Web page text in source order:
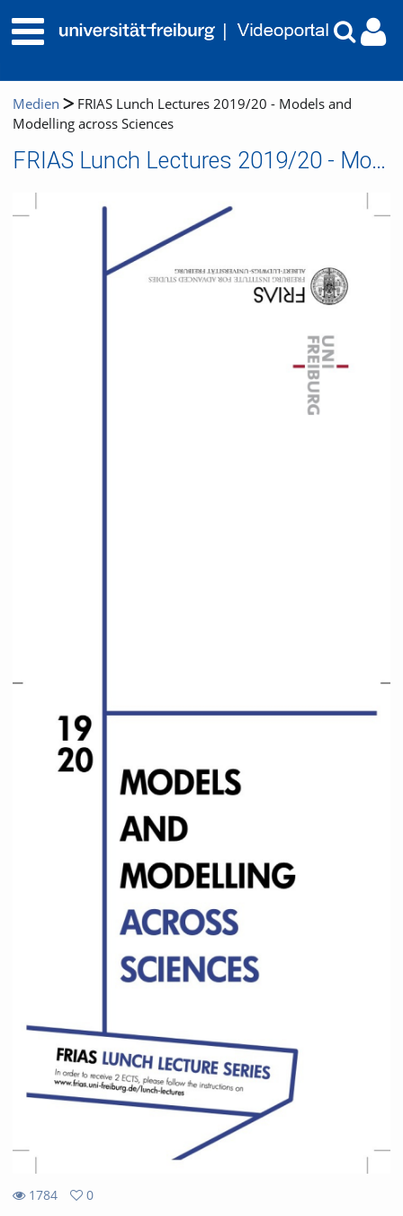
Medien
FRIAS Lunch Lectures 2019/20 - Models and
Modelling across Sciences
FRIAS Lunch Lectures 2019/20 - Models and Modelling across Sciences
1784
0